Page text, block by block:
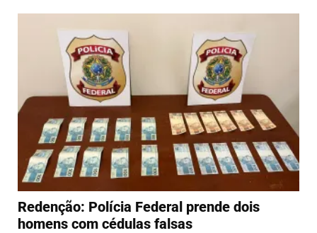
Redenção: Polícia Federal prende dois
homens com cédulas falsas